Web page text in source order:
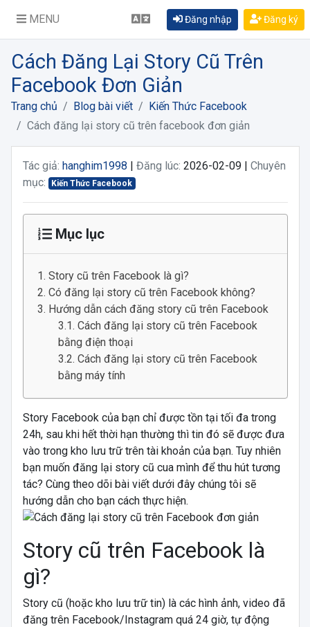
MENU Đăng nhập Đăng ký
Cách Đăng Lại Story Cũ Trên
Facebook Đơn Giản
Trang chủ Blog bài viết
Kiến Thức Facebook
Cách đăng lại story cũ trên facebook đơn giản
Tác giả: hanghim1998 | Đăng lúc: 2026-02-09 | Chuyên
mục:
Kiến Thức Facebook
Mục lục
Story cũ trên Facebook là gì?
Có đăng lại story cũ trên Facebook không?
Hướng dẫn cách đăng story cũ trên Facebook
Cách đăng lại story cũ trên Facebook
bằng điện thoại
Cách đăng lại story cũ trên Facebook
bằng máy tính
Story Facebook của bạn chỉ được tồn tại tối đa trong
24h, sau khi hết thời hạn thường thì tin đó sẽ được đưa
vào trong kho lưu trữ trên tài khoản của bạn. Tuy nhiên
bạn muốn đăng lại story cũ cua mình để thu hút tương
tác? Cùng theo dõi bài viết dưới đây chúng tôi sẽ
hướng dẫn cho bạn cách thực hiện.
Story cũ trên Facebook là
gì?
Story cũ (hoặc kho lưu trữ tin) là các hình ảnh, video đã
đăng trên Facebook/Instagram quá 24 giờ, tự động